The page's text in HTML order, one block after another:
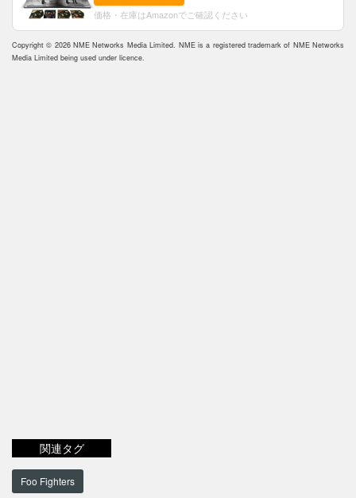
価格・在庫はAmazonでご確認ください
Copyright © 2026 NME Networks Media Limited. NME is a registered trademark of NME Networks
Media Limited being used under licence.
関連タグ
Foo Fighters